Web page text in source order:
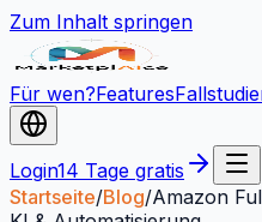
Zum Inhalt springen
Für wen?Features
Login14 Tage gratis
Startseite/Blog/Amazon